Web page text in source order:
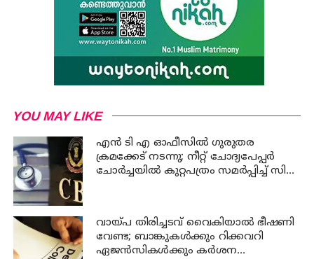
YOU MAY LIKE
എന്‍ ടി എ ഓഫീസില്‍ ഗുരുതര
ക്രമക്കേട് നടന്നു; നീറ്റ് ചോദ്യപേപ്പര്‍
ചോര്‍ച്ചയില്‍ കുറ്റപത്രം സമര്‍പ്പിച്ച് സി
വായ്പ തിരിച്ചടവ് വൈകിയാൽ ഭീഷണി
വേണ്ട; ബാങ്കുകൾക്കും റിക്കവറി
ഏജൻസികൾക്കും കർശന